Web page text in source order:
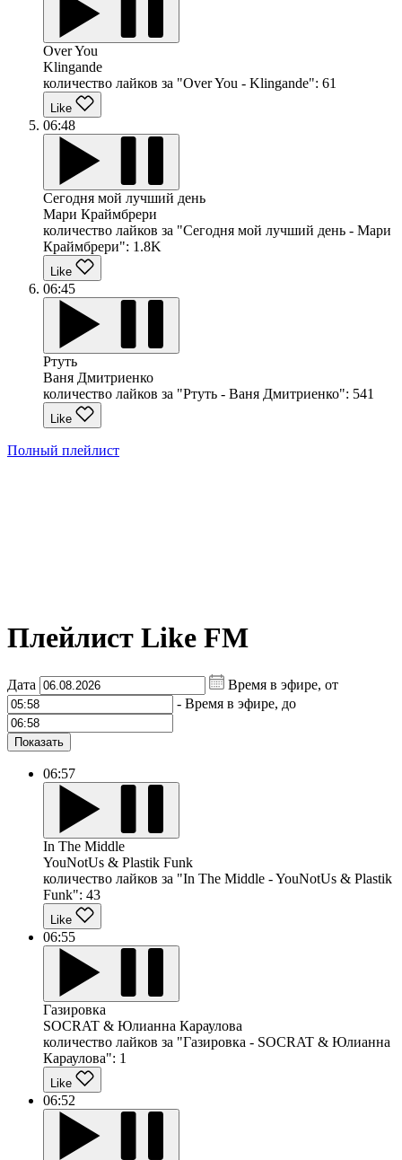
Over You
Klingande
количество лайков за "Over You - Klingande": 61
Like
06:48
Сегодня мой лучший день
Мари Краймбрери
количество лайков за "Сегодня мой лучший день - Мари
Краймбрери": 1.8K
Like
06:45
Ртуть
Ваня Дмитриенко
количество лайков за "Ртуть - Ваня Дмитриенко": 541
Like
Полный плейлист
Плейлист Like FM
Дата
Время в эфире, от
- Время в эфире, до
Показать
06:57
In The Middle
YouNotUs & Plastik Funk
количество лайков за "In The Middle - YouNotUs & Plastik
Funk": 43
Like
06:55
Газировка
SOCRAT & Юлианна Караулова
количество лайков за "Газировка - SOCRAT & Юлианна
Караулова": 1
Like
06:52